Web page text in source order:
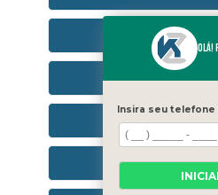
CURSOS
Olá!
Insira seu telefone